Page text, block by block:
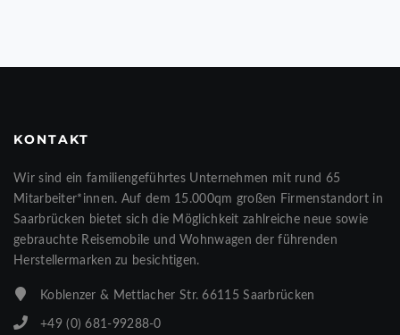
KONTAKT
Wir sind ein familiengeführtes Unternehmen mit rund 65
Mitarbeiter*innen. Auf dem 15.000qm großen Firmenstandort in
Saarbrücken bietet sich die Möglichkeit zahlreiche neue sowie
gebrauchte Reisemobile und Wohnwagen der führenden
Herstellermarken zu besichtigen.
Koblenzer & Mettlacher Str. 66115 Saarbrücken
+49 (0) 681-99288-0